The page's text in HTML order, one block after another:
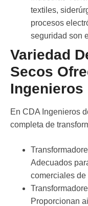
textiles,
procesos
seguridad son
Variedad
Secos
Ingenieros
En CDA Ingenieros
completa de
Adecuados
comerciales de
Proporcionan